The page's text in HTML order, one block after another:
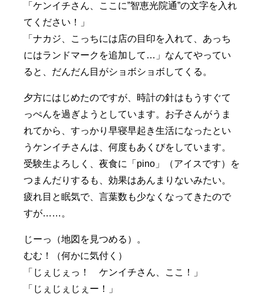
「ケンイチさん、ここに”智恵光院通”の文字を入れ
てください！」
「ナカジ、こっちには店の目印を入れて、あっち
にはランドマークを追加して…」なんてやってい
ると、だんだん目がショボショボしてくる。
夕方にはじめたのですが、時計の針はもうすぐて
っぺんを過ぎようとしています。お子さんがうま
れてから、すっかり早寝早起き生活になったとい
うケンイチさんは、何度もあくびをしています。
受験生よろしく、夜食に「pino」（アイスです）を
つまんだりするも、効果はあんまりないみたい。
疲れ目と眠気で、言葉数も少なくなってきたので
すが……。
じーっ（地図を見つめる）。
むむ！（何かに気付く）
「じぇじぇっ！ ケンイチさん、ここ！」
「じぇじぇじぇー！」